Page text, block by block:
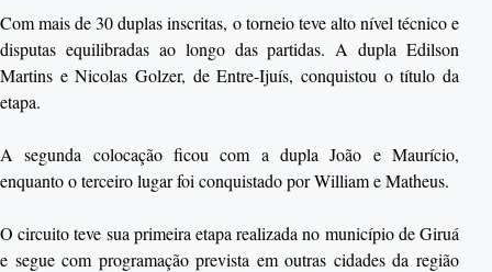
Com mais de 30 duplas inscritas, o torneio teve alto nível técnico e
disputas equilibradas ao longo das partidas. A dupla Edilson
Martins e Nicolas Golzer, de Entre-Ijuís, conquistou o título da
etapa.
A segunda colocação ficou com a dupla João e Maurício,
enquanto o terceiro lugar foi conquistado por William e Matheus.
O circuito teve sua primeira etapa realizada no município de Giruá
e segue com programação prevista em outras cidades da região